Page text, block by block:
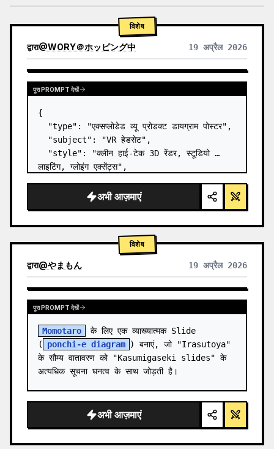
विशेष
द्वारा@WORY＠ホッピング中 19 अप्रैल 2026
पूरा PROMPT देखें
{
  "type": "एक्सप्लोडेड व्यू प्रोडक्ट डायग्राम पोस्टर",
  "subject": "VR हेडसेट",
  "style": "क्लीन हाई-टेक 3D रेंडर, स्टूडियो
लाइटिंग, ग्लोइंग एक्सेंट्स",
अभी आज़माएं
विशेष
द्वारा@やまもん 19 अप्रैल 2026
अन्य मॉडल के परिणाम देखें
पूरा PROMPT देखें
Momotaro
के लिए एक व्याख्यात्मक Slide
(
ponchi-e diagram ) बनाएं, जो "Irasutoya"
के सौम्य वातावरण को "Kasumigaseki slides" के
अत्यधिक सूचना घनत्व के साथ जोड़ती है।
अभी आज़माएं